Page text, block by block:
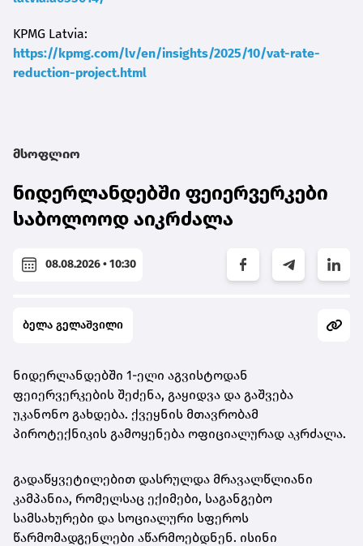
KPMG Latvia:
https://kpmg.com/lv/en/insights/2025/10/vat-rate-
reduction-project.html
მსოფლიო
ნიდერლანდებში ფეიერვერკები
საბოლოოდ აიკრძალა
08.08.2026 • 10:30
ბელა გელაშვილი
ნიდერლანდებში 1-ელი აგვისტოდან
ფეიერვერკების შეძენა, გაყიდვა და გაშვება
უკანონო გახდება. ქვეყნის მთავრობამ
პიროტექნიკის გამოყენება ოფიციალურად აკრძალა.
გადაწყვეტილებით დასრულდა მრავალწლიანი
კამპანია, რომელსაც ექიმები, საგანგებო
სამსახურები და სოციალური სფეროს
წარმომადგენლები აწარმოებდნენ. ისინი